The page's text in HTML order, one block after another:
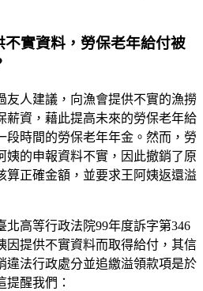
實資料，勞保老年給付被
友人建議，向漁會提供不實的漁撈
薪資，藉此提高未來的勞保老年給
段時間的勞保老年年金。然而，勞
姨的申報資料不實，因此撤銷了原
算正確金額，並要求王阿姨返還溢
北高等行政法院99年度訴字第346
因提供不實資料而取得給付，其信
違法行政處分並追繳溢領款項是於
提醒我們：